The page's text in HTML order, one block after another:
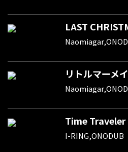
LAST
リトルマーメ
Time Traveler
I-RING,ONODUB